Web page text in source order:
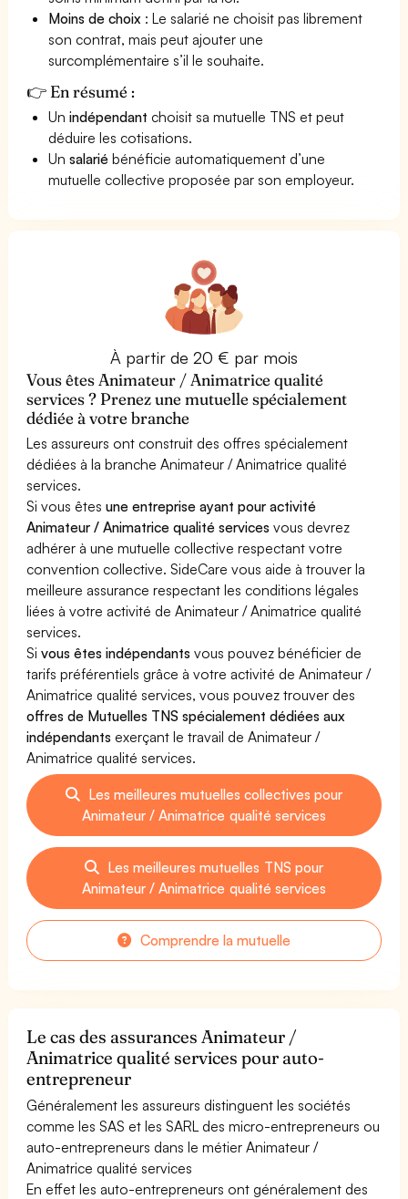
Moins de choix : Le salarié ne choisit pas librement
son contrat, mais peut ajouter une
surcomplémentaire s’il le souhaite.
👉 En résumé :
Unindépendant choisit sa mutuelle TNS et peut
déduire les cotisations.
Unsalarié bénéficie automatiquement d’une
mutuelle collective proposée par son employeur.
À partir de 20 € par mois
Vous êtes Animateur / Animatrice qualité
services ? Prenez une mutuelle spécialement
dédiée à votre branche
Les assureurs ont construit des offres spécialement
dédiées à la branche Animateur / Animatrice qualité
services.
Si vous êtesune entreprise ayant pour activité
Animateur / Animatrice qualité services vous devrez
adhérer à une mutuelle collective respectant votre
convention collective. SideCare vous aide à trouver la
meilleure assurance respectant les conditions légales
liées à votre activité de Animateur / Animatrice qualité
services.
Sivous êtes indépendants vous pouvez bénéficier de
tarifs préférentiels grâce à votre activité de Animateur /
Animatrice qualité services, vous pouvez trouver des
offres de Mutuelles TNS spécialement dédiées aux
indépendants exerçant le travail de Animateur /
Animatrice qualité services.
Les meilleures mutuelles collectives pour
Animateur / Animatrice qualité services
Les meilleures mutuelles TNS pour
Animateur / Animatrice qualité services
Comprendre la mutuelle
Le cas des assurances Animateur /
Animatrice qualité services pour auto-
entrepreneur
Généralement les assureurs distinguent les sociétés
comme les SAS et les SARL des micro-entrepreneurs ou
auto-entrepreneurs dans le métier Animateur /
Animatrice qualité services
En effet les auto-entrepreneurs ont généralement des